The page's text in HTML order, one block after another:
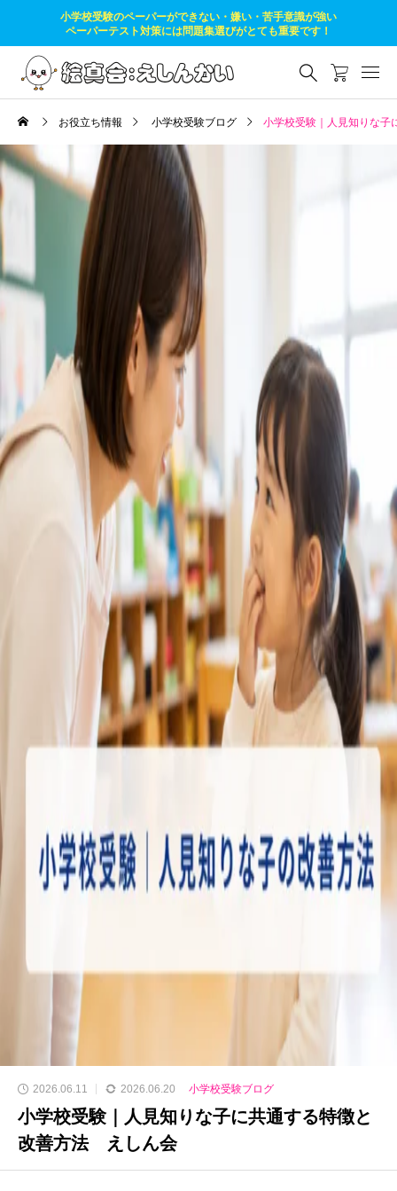
小学校受験のペーパーができない・嫌い・苦手意識が強い
ペーパーテスト対策には問題集選びがとても重要です！
お役立ち情報 小学校受験ブログ 小学校受験｜人見知りな
2026.06.11 2026.06.20 小学校受験ブログ
小学校受験｜人見知りな子に共通する特徴と
改善方法 えしん会